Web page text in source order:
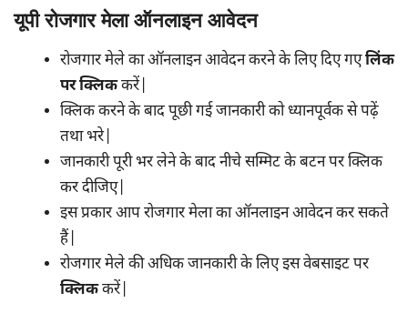
यूपी रोजगार मेला ऑनलाइन आवेदन
रोजगार मेले का ऑनलाइन आवेदन करने के लिए दिए गएलिंक
पर क्लिककरें|
क्लिक करने के बाद पूछी गई जानकारी को ध्यानपूर्वक से पढ़ें
तथा भरे|
जानकारी पूरी भर लेने के बाद नीचे सम्मिट के बटन पर क्लिक
कर दीजिए|
इस प्रकार आप रोजगार मेला का ऑनलाइन आवेदन कर सकते
हैं|
रोजगार मेले की अधिक जानकारी के लिए इस वेबसाइट पर
क्लिककरें|